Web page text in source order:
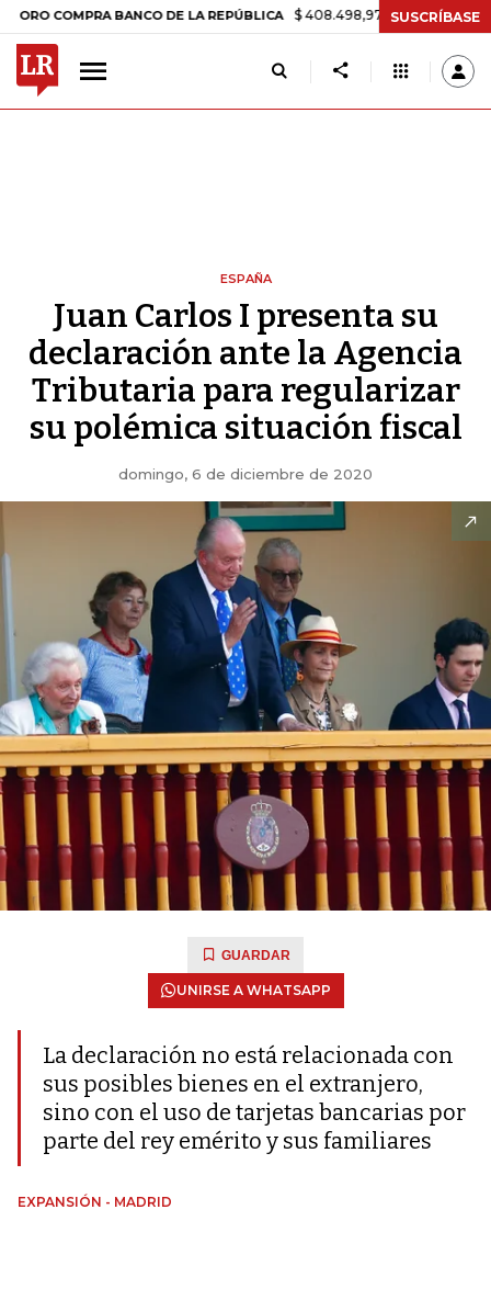
BANCO DE LA REPÚBLICA $ 408.498,97 +$ 8.753,81 +2,19%
SUSCRÍBASE
ESPAÑA
Juan Carlos I presenta su
declaración ante la Agencia
Tributaria para regularizar
su polémica situación fiscal
domingo, 6 de diciembre de 2020
GUARDAR
UNIRSE A WHATSAPP
La declaración no está relacionada con
sus posibles bienes en el extranjero,
sino con el uso de tarjetas bancarias por
parte del rey emérito y sus familiares
EXPANSIÓN - MADRID